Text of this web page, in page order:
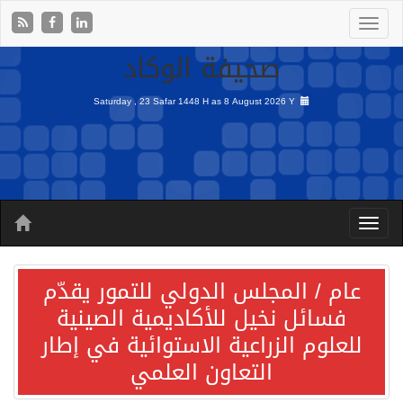
صحيفة الوكاد
Saturday , 23 Safar 1448 H as8 August 2026 Y
عام / المجلس الدولي للتمور يقدّم
فسائل نخيل للأكاديمية الصينية
للعلوم الزراعية الاستوائية في إطار
التعاون العلمي